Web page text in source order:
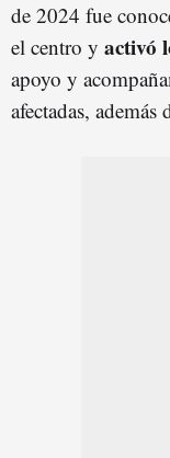
de 2024 fue
el centro y activó
apoyo y
afectadas,